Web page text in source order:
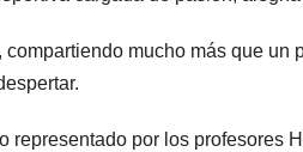
mucho más que un
representado por los profesores